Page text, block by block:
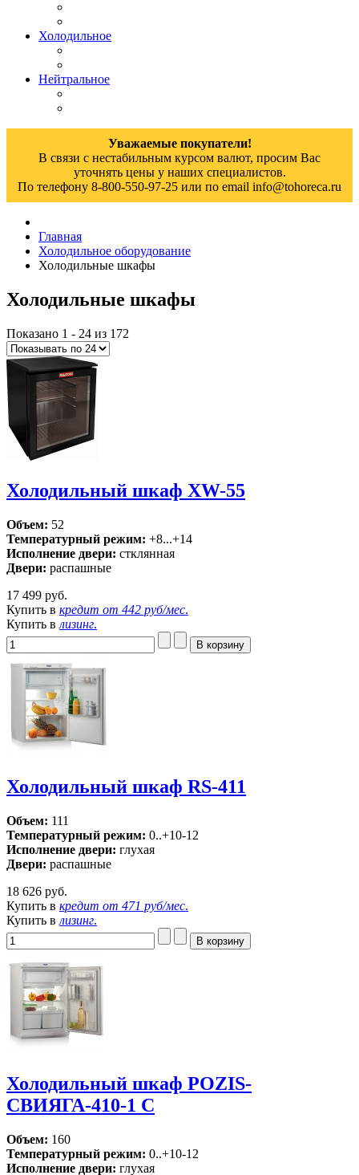
Холодильное
Нейтральное
Уважаемые покупатели!
В связи с нестабильным курсом валют, просим Вас
уточнять цены у наших специалистов.
По телефону 8-800-550-97-25 или по email info@tohoreca.ru
Главная
Холодильное оборудование
Холодильные шкафы
Холодильные шкафы
Показано 1 - 24 из 172
Холодильный шкаф XW-55
Объем: 52
Температурный режим: +8...+14
Исполнение двери: стклянная
Двери: распашные
17 499 руб.
Купить в кредит от 442 руб/мес.
Купить в лизинг.
Холодильный шкаф RS-411
Объем: 111
Температурный режим: 0..+10-12
Исполнение двери: глухая
Двери: распашные
18 626 руб.
Купить в кредит от 471 руб/мес.
Купить в лизинг.
Холодильный шкаф POZIS-
СВИЯГА-410-1 C
Объем: 160
Температурный режим: 0..+10-12
Исполнение двери: глухая